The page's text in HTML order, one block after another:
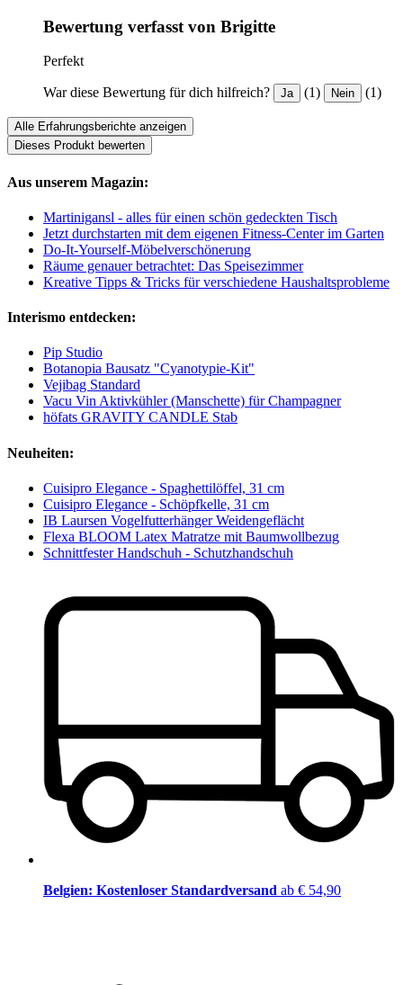
Bewertung verfasst von Brigitte
Perfekt
War diese Bewertung für dich hilfreich? Ja (1) Nein (1)
Alle Erfahrungsberichte anzeigen
Dieses Produkt bewerten
Aus unserem Magazin:
Martinigansl - alles für einen schön gedeckten Tisch
Jetzt durchstarten mit dem eigenen Fitness-Center im Garten
Do-It-Yourself-Möbelverschönerung
Räume genauer betrachtet: Das Speisezimmer
Kreative Tipps & Tricks für verschiedene Haushaltsprobleme
Interismo entdecken:
Pip Studio
Botanopia Bausatz "Cyanotypie-Kit"
Vejibag Standard
Vacu Vin Aktivkühler (Manschette) für Champagner
höfats GRAVITY CANDLE Stab
Neuheiten:
Cuisipro Elegance - Spaghettilöffel, 31 cm
Cuisipro Elegance - Schöpfkelle, 31 cm
IB Laursen Vogelfutterhänger Weidengeflächt
Flexa BLOOM Latex Matratze mit Baumwollbezug
Schnittfester Handschuh - Schutzhandschuh
Belgien: Kostenloser Standardversand ab € 54,90